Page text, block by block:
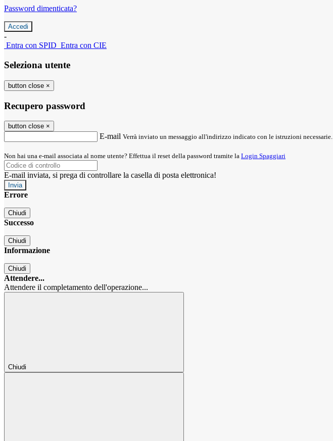
Password dimenticata?
-
Entra con SPID Entra con CIE
Seleziona utente
button close ×
Recupero password
button close ×
E-mail Verrà inviato un messaggio all'indirizzo indicato con le istruzioni necessarie.
Non hai una e-mail associata al nome utente? Effettua il reset della password tramite la Login Spaggiari
E-mail inviata, si prega di controllare la casella di posta elettronica!
Errore
Chiudi
Successo
Chiudi
Informazione
Chiudi
Attendere...
Attendere il completamento dell'operazione...
Chiudi